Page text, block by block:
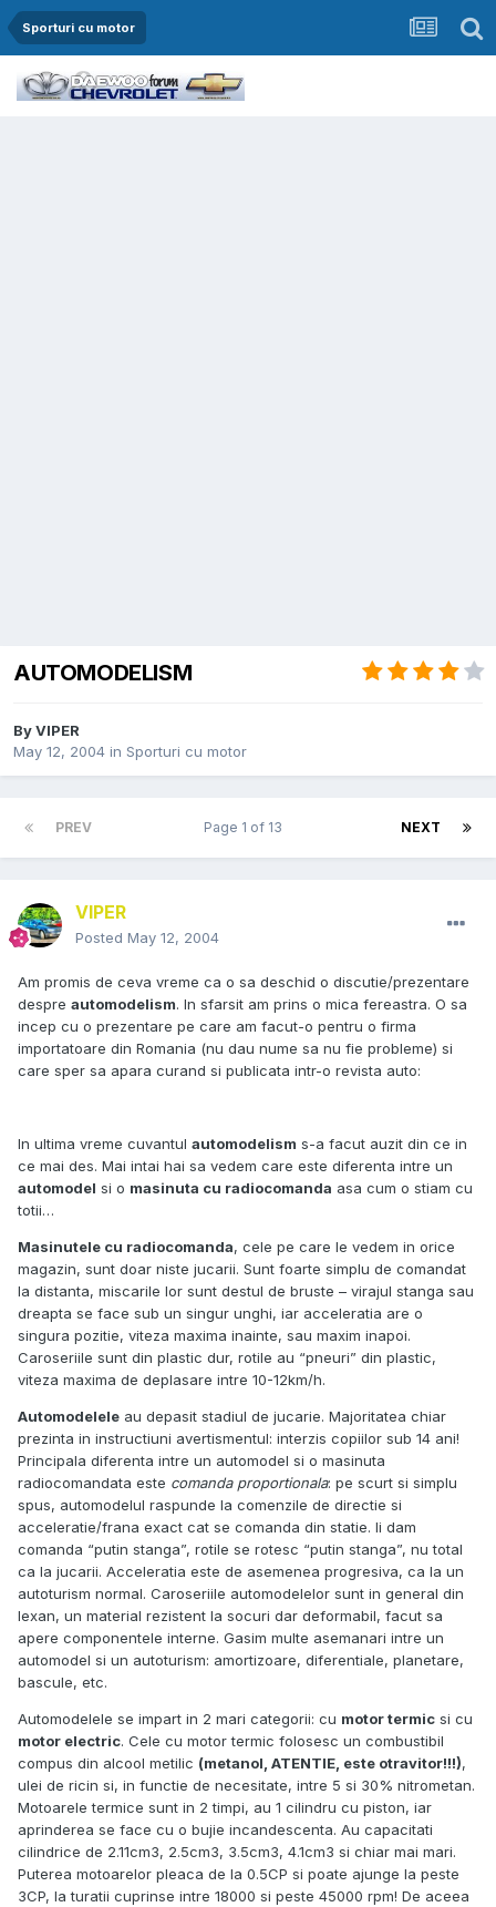
Sporturi cu motor
AUTOMODELISM
ByVIPER
May 12, 2004 in Sporturi cu motor
PREV NEXT
Page 1 of 13
VIPER
Posted May 12, 2004
Am promis de ceva vreme ca o sa deschid o discutie/prezentare
despre automodelism. In sfarsit am prins o mica fereastra. O sa
incep cu o prezentare pe care am facut-o pentru o firma
importatoare din Romania (nu dau nume sa nu fie probleme) si
care sper sa apara curand si publicata intr-o revista auto:
In ultima vreme cuvantul automodelism s-a facut auzit din ce in
ce mai des. Mai intai hai sa vedem care este diferenta intre un
automodel si o masinuta cu radiocomanda asa cum o stiam cu
totii…
Masinutele cu radiocomanda, cele pe care le vedem in orice
magazin, sunt doar niste jucarii. Sunt foarte simplu de comandat
la distanta, miscarile lor sunt destul de bruste – virajul stanga sau
dreapta se face sub un singur unghi, iar acceleratia are o
singura pozitie, viteza maxima inainte, sau maxim inapoi.
Caroseriile sunt din plastic dur, rotile au “pneuri” din plastic,
viteza maxima de deplasare intre 10-12km/h.
Automodelele au depasit stadiul de jucarie. Majoritatea chiar
prezinta in instructiuni avertismentul: interzis copiilor sub 14 ani!
Principala diferenta intre un automodel si o masinuta
radiocomandata este comanda proportionala: pe scurt si simplu
spus, automodelul raspunde la comenzile de directie si
acceleratie/frana exact cat se comanda din statie. Ii dam
comanda “putin stanga”, rotile se rotesc “putin stanga”, nu total
ca la jucarii. Acceleratia este de asemenea progresiva, ca la un
autoturism normal. Caroseriile automodelelor sunt in general din
lexan, un material rezistent la socuri dar deformabil, facut sa
apere componentele interne. Gasim multe asemanari intre un
automodel si un autoturism: amortizoare, diferentiale, planetare,
bascule, etc.
Automodelele se impart in 2 mari categorii: cu motor termic si cu
motor electric. Cele cu motor termic folosesc un combustibil
compus din alcool metilic (metanol, ATENTIE, este otravitor!!!),
ulei de ricin si, in functie de necesitate, intre 5 si 30% nitrometan.
Motoarele termice sunt in 2 timpi, au 1 cilindru cu piston, iar
aprinderea se face cu o bujie incandescenta. Au capacitati
cilindrice de 2.11cm3, 2.5cm3, 3.5cm3, 4.1cm3 si chiar mai mari.
Puterea motoarelor pleaca de la 0.5CP si poate ajunge la peste
3CP, la turatii cuprinse intre 18000 si peste 45000 rpm! De aceea